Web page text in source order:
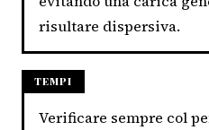
risultare dispersiva.
TEMPI
Verificare sempre col